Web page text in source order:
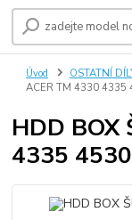
Úvod OSTATNÍ
ACER TM 4330 4335
HDD BOX
4335